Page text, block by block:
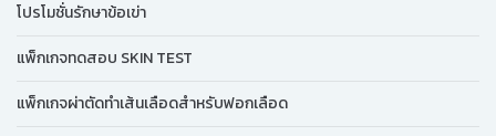
โปรโมชั่นรักษาข้อเข่า
แพ็กเกจทดสอบ SKIN TEST
แพ็กเกจผ่าตัดทำเส้นเลือดสำหรับฟอกเลือด